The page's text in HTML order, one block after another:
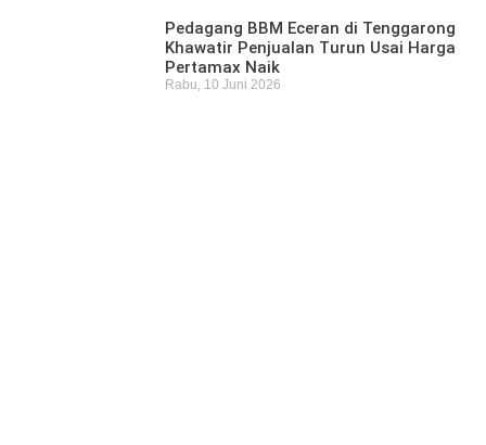
Pedagang BBM Eceran di Tenggarong
Khawatir Penjualan Turun Usai Harga
Pertamax Naik
Rabu, 10 Juni 2026